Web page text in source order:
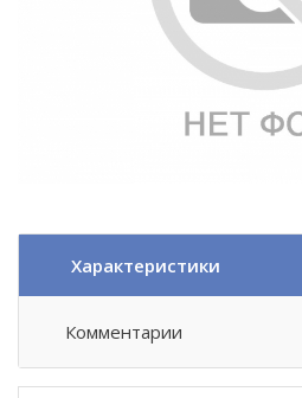
Характеристики
Комментарии